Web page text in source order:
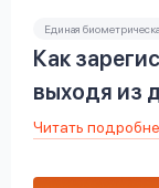
Единая
Как
выходя из
Читать